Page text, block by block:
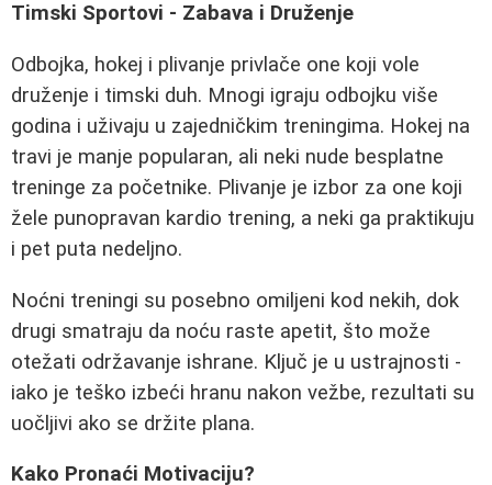
Timski Sportovi - Zabava i Druženje
Odbojka, hokej i plivanje privlače one koji vole
druženje i timski duh. Mnogi igraju odbojku više
godina i uživaju u zajedničkim treningima. Hokej na
travi je manje popularan, ali neki nude besplatne
treninge za početnike. Plivanje je izbor za one koji
žele punopravan kardio trening, a neki ga praktikuju
i pet puta nedeljno.
Noćni treningi su posebno omiljeni kod nekih, dok
drugi smatraju da noću raste apetit, što može
otežati održavanje ishrane. Ključ je u ustrajnosti -
iako je teško izbeći hranu nakon vežbe, rezultati su
uočljivi ako se držite plana.
Kako Pronaći Motivaciju?